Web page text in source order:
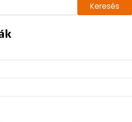
Keresés